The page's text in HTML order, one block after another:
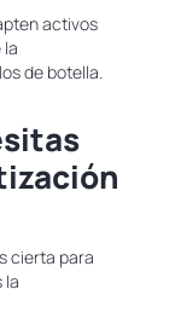
activos
de botella.
cierta para
la